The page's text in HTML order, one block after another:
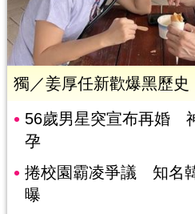
獨／姜厚任新歡爆黑歷
56歲男星突宣布再婚
孕
捲校園霸凌爭議 知名
曝